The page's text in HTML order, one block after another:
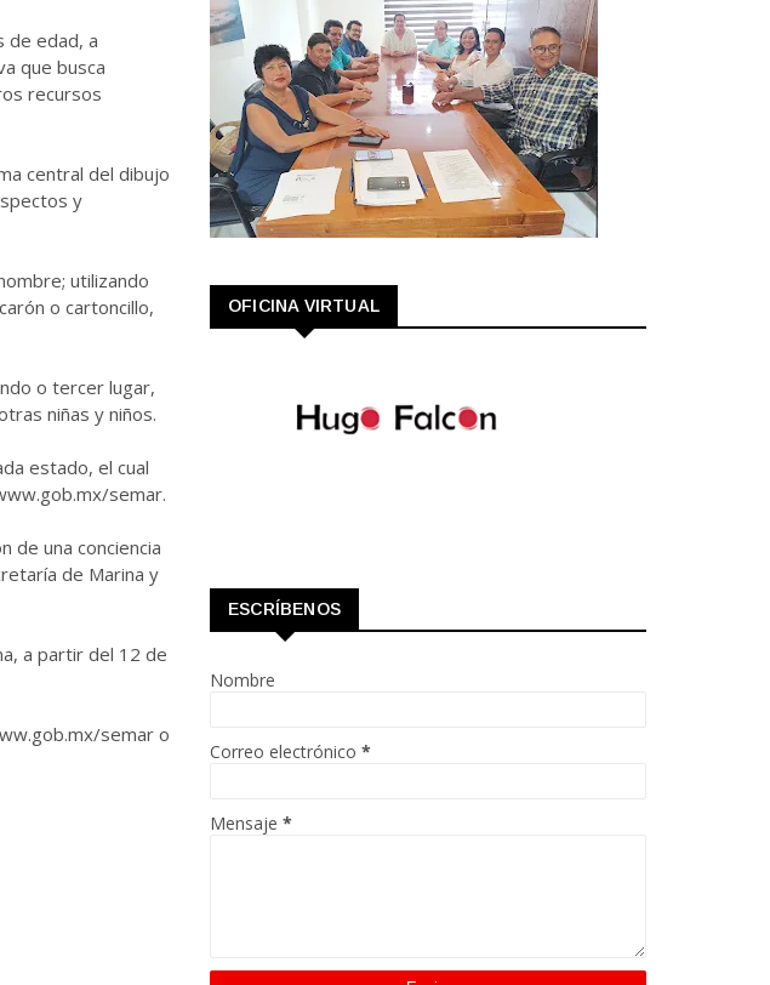
de edad, a
que busca
recursos
central del dibujo
y
utilizando
o cartoncillo,
o tercer lugar,
niñas y niños.
estado, el cual
semar.
de una conciencia
de Marina y
a partir del 12 de
semar o
OFICINA VIRTUAL
ESCRÍBENOS
Nombre
Correo electrónico *
Mensaje *